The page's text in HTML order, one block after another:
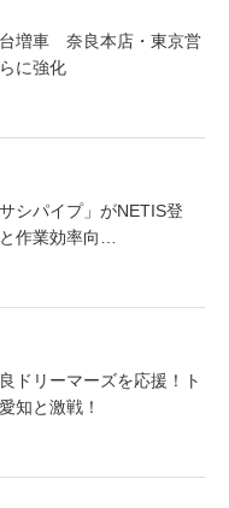
増車 奈良本店・東京営
に強化
シパイプ」がNETIS登
作業効率向…
ドリーマーズを応援！ト
知と激戦！